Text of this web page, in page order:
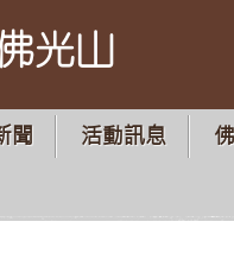
光山
聞 活動訊息